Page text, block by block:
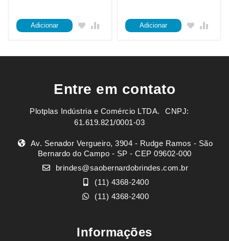
Adicionar Adicionar
Entre em contato
Plotplas Indústria e Comércio LTDA. ㅤㅤㅤ CNPJ:
61.619.821/0001-03
Av. Senador Vergueiro, 3904 - Rudge Ramos - São
Bernardo do Campo - SP - CEP 09602-000
brindes@saobernardobrindes.com.br
(11) 4368-2400
(11) 4368-2400
Informações